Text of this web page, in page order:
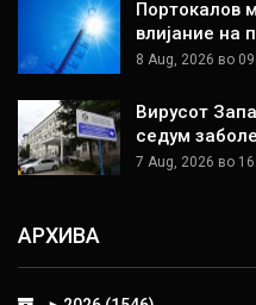
Портокалов
влијание на
8 Aug, 2026 во
Вирусот
седум
7 Aug, 2026 во
АРХИВА